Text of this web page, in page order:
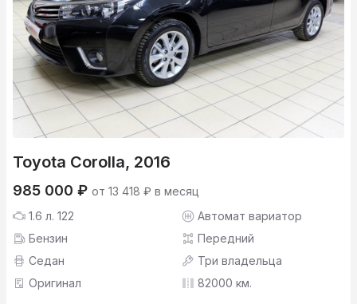
Toyota Corolla, 2016
985 000 ₽ от 13 418 ₽ в месяц
1.6 л. 122
Автомат вариатор
Бензин
Передний
Седан
Три владельца
Оригинал
82000 км.